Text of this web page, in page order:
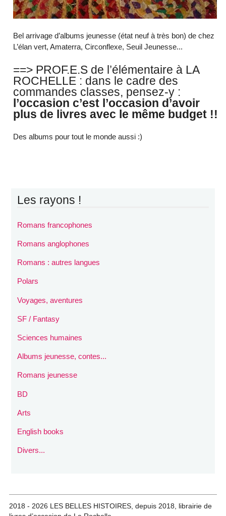
Bel arrivage d’albums jeunesse (état neuf à très bon) de chez
L’élan vert, Amaterra, Circonflexe, Seuil Jeunesse...
==> PROF.E.S de l’élémentaire à LA
ROCHELLE : dans le cadre des
commandes classes, pensez-y :
l’occasion c’est l’occasion d’avoir
plus de livres avec le même budget !!
Des albums pour tout le monde aussi :)
Les rayons !
Romans francophones
Romans anglophones
Romans : autres langues
Polars
Voyages, aventures
SF / Fantasy
Sciences humaines
Albums jeunesse, contes...
Romans jeunesse
BD
Arts
English books
Divers...
2018 - 2026 LES BELLES HISTOIRES, depuis 2018, librairie de